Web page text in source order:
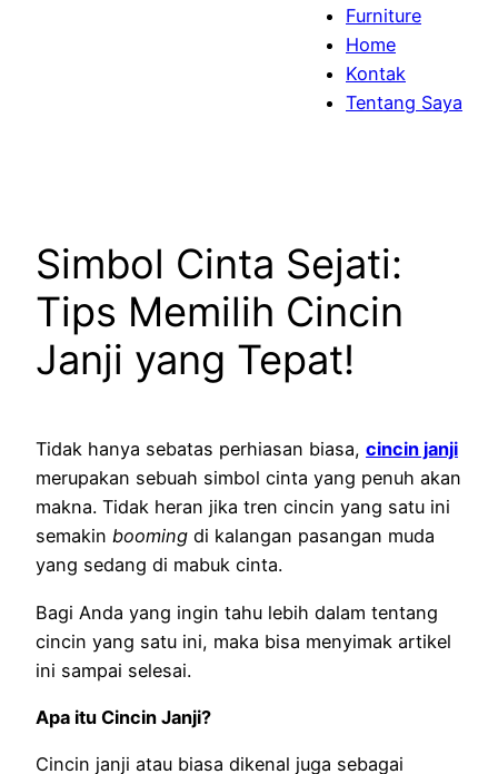
Furniture
Home
Kontak
Tentang Saya
Simbol Cinta Sejati:
Tips Memilih Cincin
Janji yang Tepat!
Tidak hanya sebatas perhiasan biasa, cincin janji
merupakan sebuah simbol cinta yang penuh akan
makna. Tidak heran jika tren cincin yang satu ini
semakin booming di kalangan pasangan muda
yang sedang di mabuk cinta.
Bagi Anda yang ingin tahu lebih dalam tentang
cincin yang satu ini, maka bisa menyimak artikel
ini sampai selesai.
Apa itu Cincin Janji?
Cincin janji atau biasa dikenal juga sebagai